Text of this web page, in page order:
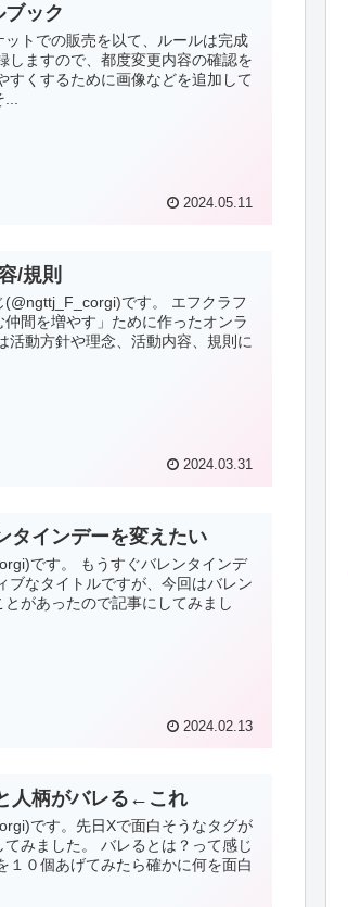
ック
トでの販売を以て、ルールは完成
しますので、都度変更内容の確認を
すくするために画像などを追加して
2024.05.11
/規則
です。 エフクラフ
間を増やす」ために作ったオンラ
活動方針や理念、活動内容、規則に
2024.03.31
タインデーを変えたい
です。 もうすぐバレンタインデ
ブなタイトルですが、今回はバレン
があったので記事にしてみまし
2024.02.13
人柄がバレる←これ
です。先日Xで面白そうなタグが
みました。 バレるとは？って感じ
１０個あげてみたら確かに何を面白